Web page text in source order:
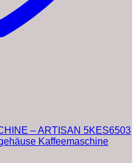
– ARTISAN 5KES6503
Kaffeemaschine